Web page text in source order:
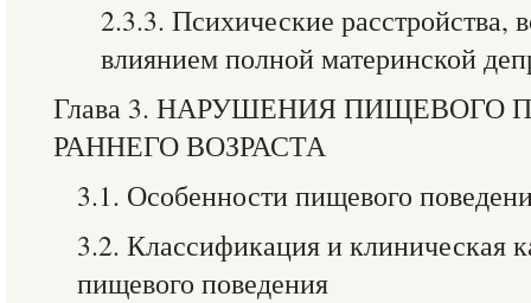
2.3.3. Психические расстройства,
влиянием полной материнской
Глава 3. НАРУШЕНИЯ ПИЩЕВОГО
РАННЕГО ВОЗРАСТА
3.1. Особенности пищевого
3.2. Классификация и клиническая
пищевого поведения